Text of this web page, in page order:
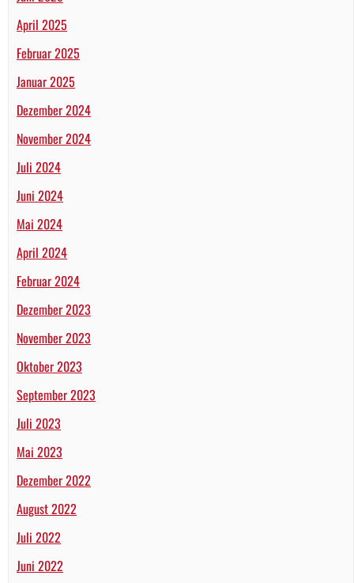
April 2025
Februar 2025
Januar 2025
Dezember 2024
November 2024
Juli 2024
Juni 2024
Mai 2024
April 2024
Februar 2024
Dezember 2023
November 2023
Oktober 2023
September 2023
Juli 2023
Mai 2023
Dezember 2022
August 2022
Juli 2022
Juni 2022